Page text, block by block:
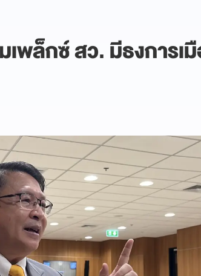
พล็กซ์ สว. มีธงการเ